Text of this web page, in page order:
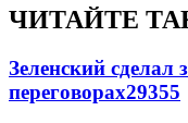
ЧИТАЙТЕ
Зеленский сделал
переговорах29355